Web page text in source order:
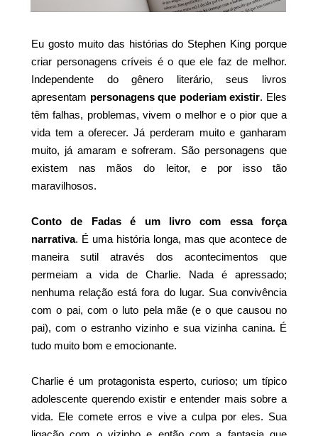
Eu gosto muito das histórias do Stephen King porque
criar personagens críveis é o que ele faz de melhor.
Independente do gênero literário, seus livros
apresentam personagens que poderiam existir. Eles
têm falhas, problemas, vivem o melhor e o pior que a
vida tem a oferecer. Já perderam muito e ganharam
muito, já amaram e sofreram. São personagens que
existem nas mãos do leitor, e por isso tão
maravilhosos.
Conto de Fadas é um livro com essa força
narrativa. É uma história longa, mas que acontece de
maneira sutil através dos acontecimentos que
permeiam a vida de Charlie. Nada é apressado;
nenhuma relação está fora do lugar. Sua convivência
com o pai, com o luto pela mãe (e o que causou no
pai), com o estranho vizinho e sua vizinha canina. É
tudo muito bom e emocionante.
Charlie é um protagonista esperto, curioso; um típico
adolescente querendo existir e entender mais sobre a
vida. Ele comete erros e vive a culpa por eles. Sua